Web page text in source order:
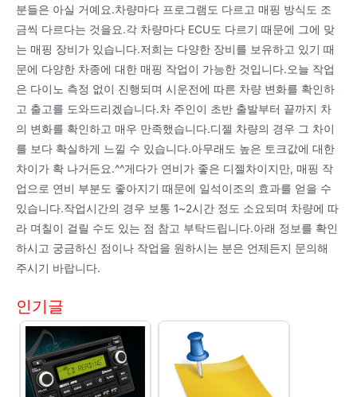
분들은 아실 거예요.차량마다 프로그램도 다르고 매핑 방식도 조
금씩 다르다는 것을요.각 차량마다 ECU도 다르기 때문에 그에 맞
는 매핑 장비가 있습니다.저희는 다양한 장비를 보유하고 있기 때
문에 다양한 차종에 대한 매핑 작업이 가능한 것입니다.오늘 작업
은 다이노 측정 없이 진행되며 시운전에 따른 차량 변화를 확인하
고 출고를 도와드리겠습니다.차 주인이 초반 출발부터 끝까지 차
의 변화를 확인하고 매우 만족했습니다.디젤 차량의 경우 그 차이
를 보다 확실하게 느낄 수 있습니다.아무래도 높은 토크값에 대한
차이가 확 나거든요.^^게다가 연비가 좋은 디젤차이지만, 매핑 작
업으로 연비 부분도 좋아지기 때문에 일석이조의 효과를 얻을 수
있습니다.작업시간의 경우 보통 1~2시간 정도 소요되며 차량에 따
라 며칠이 걸릴 수도 있는 점 참고 부탁드립니다.아래 정보를 확인
하시고 궁금하신 점이나 작업을 원하시는 분은 언제든지 문의해
주시기 바랍니다.
인기글